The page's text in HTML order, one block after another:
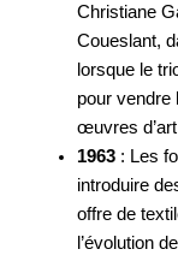
Christiane
Coueslant,
lorsque le
pour vendre
œuvres d’art
1963: Les
introduire
offre de
l’évolution